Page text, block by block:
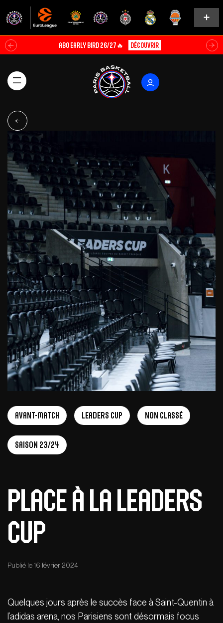
ABO EARLY BIRD 26/27🔥 Découvrir
Avant-Match Leaders Cup Non Classé
Saison 23/24
Place à la Leaders
Cup
Publié le 16 février 2024
Quelques jours après le succès face à Saint-Quentin à
l’adidas arena, nos Parisiens sont désormais focus